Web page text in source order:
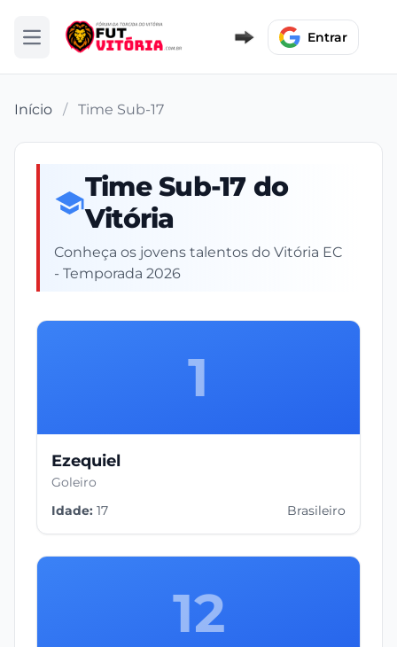
Abrir menu Entrar
Início / Time Sub-17
Time Sub-17 do
Vitória
Conheça os jovens talentos do Vitória EC
- Temporada 2026
1
Ezequiel
Goleiro
Idade: 17 Brasileiro
12